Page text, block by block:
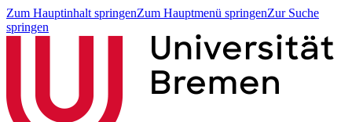
Zum Hauptinhalt springenZum Hauptmenü springenZur Suche
springen